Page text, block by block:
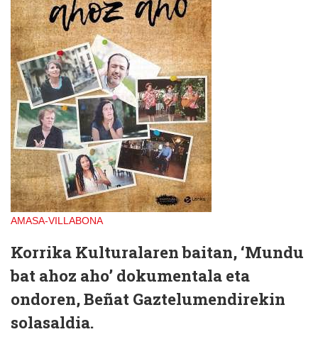
AMASA-VILLABONA
Korrika Kulturalaren baitan, ‘Mundu
bat ahoz aho’ dokumentala eta
ondoren, Beñat Gaztelumendirekin
solasaldia.